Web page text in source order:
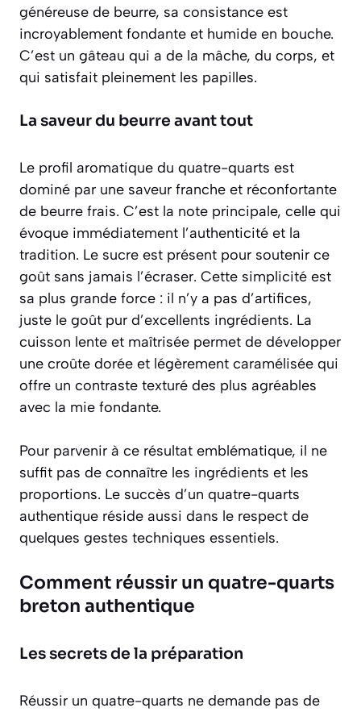
généreuse de beurre, sa consistance est
incroyablement fondante et humide en bouche.
C’est un gâteau qui a de la mâche, du corps, et
qui satisfait pleinement les papilles.
La saveur du beurre avant tout
Le profil aromatique du quatre-quarts est
dominé par une saveur franche et réconfortante
de beurre frais. C’est la note principale, celle qui
évoque immédiatement l’authenticité et la
tradition. Le sucre est présent pour soutenir ce
goût sans jamais l’écraser. Cette simplicité est
sa plus grande force : il n’y a pas d’artifices,
juste le goût pur d’excellents ingrédients. La
cuisson lente et maîtrisée permet de développer
une croûte dorée et légèrement caramélisée qui
offre un contraste texturé des plus agréables
avec la mie fondante.
Pour parvenir à ce résultat emblématique, il ne
suffit pas de connaître les ingrédients et les
proportions. Le succès d’un quatre-quarts
authentique réside aussi dans le respect de
quelques gestes techniques essentiels.
Comment réussir un quatre-quarts
breton authentique
Les secrets de la préparation
Réussir un quatre-quarts ne demande pas de